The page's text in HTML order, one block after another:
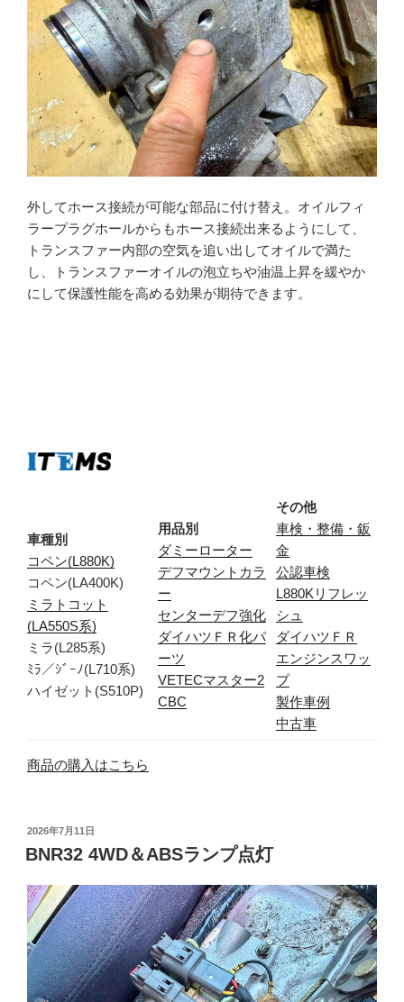
外してホース接続が可能な部品に付け替え。オイルフィ
ラープラグホールからもホース接続出来るようにして、
トランスファー内部の空気を追い出してオイルで満た
し、トランスファーオイルの泡立ちや油温上昇を緩やか
にして保護性能を高める効果が期待できます。
車種別
コペン(L880K)
コペン(LA400K)
ミラトコット
(LA550S系)
ミラ(L285系)
ﾐﾗ／ｼﾞｰﾉ(L710系)
ハイゼット(S510P)
用品別
ダミーローター
デフマウントカラ
ー
センターデフ強化
ダイハツＦＲ化パ
ーツ
VETECマスター2
CBC
その他
車検・整備・鈑
金
公認車検
L880Kリフレッ
シュ
ダイハツＦＲ
エンジンスワッ
プ
製作車例
中古車
商品の購入はこちら
投
稿
日:
2026年7月11日
BNR32 4WD＆ABSランプ点灯